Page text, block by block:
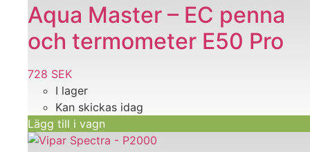
Aqua Master – EC penna
och termometer E50 Pro
728 SEK
I lager
Kan skickas idag
Lägg till i vagn